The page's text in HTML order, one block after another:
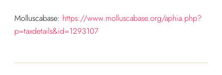
Molluscabase: https://www.molluscabase.org/aphia.php?
p=taxdetails&id=1293107